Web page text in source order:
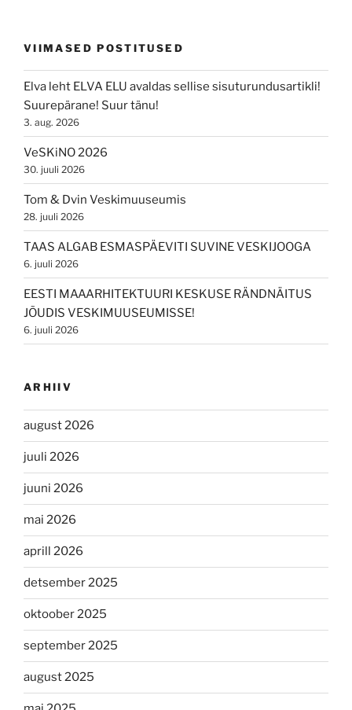
VIIMASED POSTITUSED
Elva leht ELVA ELU avaldas sellise sisuturundusartikli!
Suurepärane! Suur tänu!
3. aug. 2026
VeSKiNO 2026
30. juuli 2026
Tom & Dvin Veskimuuseumis
28. juuli 2026
TAAS ALGAB ESMASPÄEVITI SUVINE VESKIJOOGA
6. juuli 2026
EESTI MAAARHITEKTUURI KESKUSE RÄNDNÄITUS
JÕUDIS VESKIMUUSEUMISSE!
6. juuli 2026
ARHIIV
august 2026
juuli 2026
juuni 2026
mai 2026
aprill 2026
detsember 2025
oktoober 2025
september 2025
august 2025